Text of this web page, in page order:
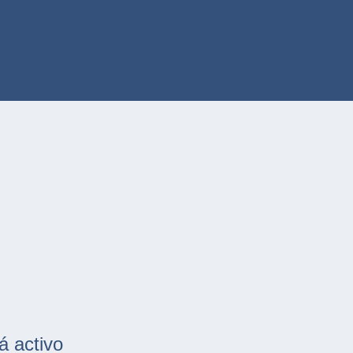
activo